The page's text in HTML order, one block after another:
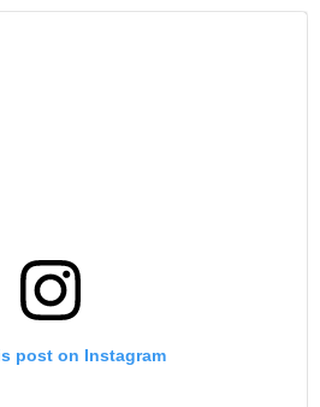
post on Instagram